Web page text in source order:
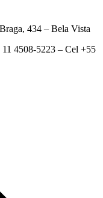
434 – Bela Vista
4508-5223 – Cel +55